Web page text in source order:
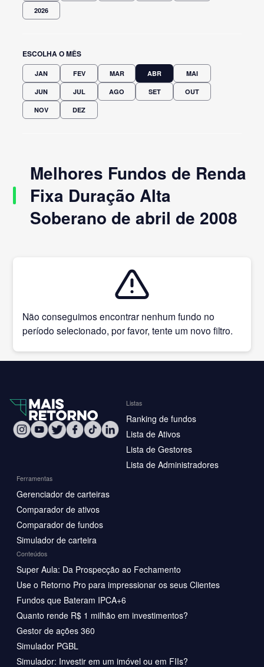
2026
ESCOLHA O MÊS
JAN FEV MAR ABR MAI
JUN JUL AGO SET OUT
NOV DEZ
Melhores Fundos de Renda
Fixa Duração Alta
Soberano de abril de 2008
Não conseguimos encontrar nenhum fundo no
período selecionado, por favor, tente um novo filtro.
Listas
Ranking de fundos
Lista de Ativos
Lista de Gestores
Lista de Administradores
Ferramentas
Gerenciador de carteiras
Comparador de ativos
Comparador de fundos
Simulador de carteira
Conteúdos
Super Aula: Da Prospecção ao Fechamento
Use o Retorno Pro para impressionar os seus Clientes
Fundos que Bateram IPCA+6
Quanto rende R$ 1 milhão em investimentos?
Gestor de ações 360
Simulador PGBL
Simulador: Investir em um imóvel ou em FIIs?